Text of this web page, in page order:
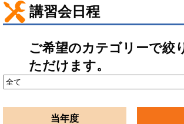
講習会日程
ご希望のカテゴリーで絞
ただけます。
当年度